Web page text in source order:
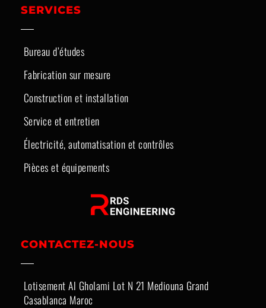
SERVICES
Bureau d’études
Fabrication sur mesure
Construction et installation
Service et entretien
Électricité, automatisation et contrôles
Pièces et équipements
CONTACTEZ-NOUS
Lotisement Al Gholami Lot N 21 Mediouna Grand
Casablanca Maroc